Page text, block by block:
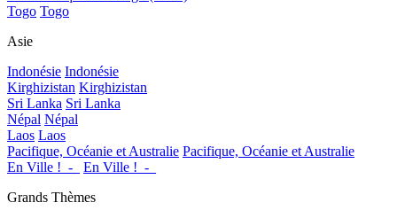
Togo Togo
Asie
Indonésie Indonésie
Kirghizistan Kirghizistan
Sri Lanka Sri Lanka
Népal Népal
Laos Laos
Pacifique, Océanie et Australie Pacifique, Océanie et Australie
En Ville !_-_
En Ville !_-_
Grands Thèmes